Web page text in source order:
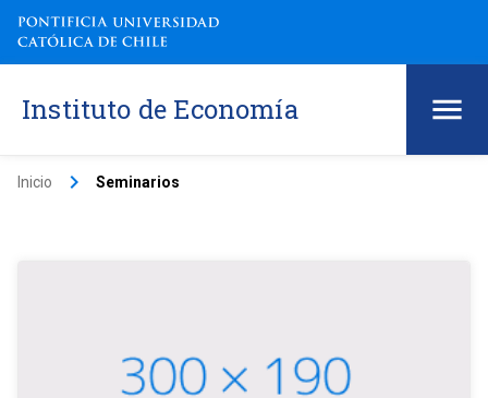
Instituto de Economía
Inicio keyboard_arrow_right Seminarios